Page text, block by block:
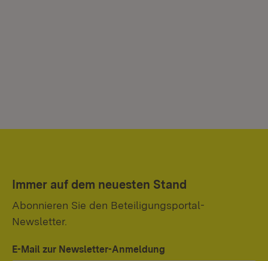
Immer auf dem neuesten Stand
Abonnieren Sie den Beteiligungsportal-
Newsletter.
E-Mail zur Newsletter-Anmeldung